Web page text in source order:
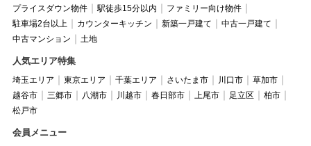
プライスダウン物件
駅徒歩15分以内
ファミリー向け物件
駐車場2台以上
カウンターキッチン 新築一戸建て
中古一戸建て
中古マンション
土地
人気エリア特集
埼玉エリア 東京エリア 千葉エリア さいたま市 川口市
草加市
越谷市
三郷市 八潮市 川越市 春日部市 上尾市 足立区
柏市
松戸市
会員メニュー